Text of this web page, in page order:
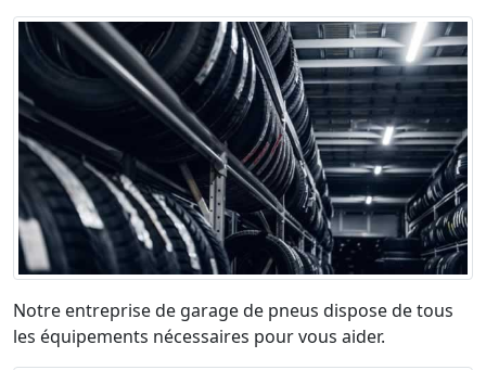
Notre entreprise de garage de pneus dispose de tous
les équipements nécessaires pour vous aider.